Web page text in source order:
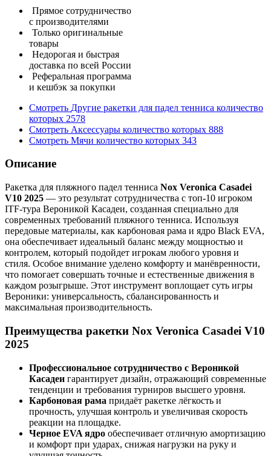
Прямое сотрудничество
с производителями
Только оригинальные
товары
Недорогая и быстрая
доставка по всей России
Реферальная программа
и кешбэк за покупки
Смотреть Другие ракетки для падел тенниса количество
которых 2578
Смотреть Аксессуары количество которых 888
Смотреть Мячи количество которых 343
Описание
Ракетка для пляжного падел тенниса Nox Veronica Casadei
V10 2025 — это результат сотрудничества с топ-10 игроком
ITF-тура Вероникой Касадеи, созданная специально для
современных требований пляжного тенниса. Используя
передовые материалы, как карбоновая рама и ядро Black EVA,
она обеспечивает идеальный баланс между мощностью и
контролем, который подойдет игрокам любого уровня и
стиля. Особое внимание уделено комфорту и манёвренности,
что помогает совершать точные и естественные движения в
каждом розыгрыше. Этот инструмент воплощает суть игры
Вероники: универсальность, сбалансированность и
максимальная производительность.
Преимущества ракетки Nox Veronica Casadei V10
2025
Профессиональное сотрудничество с Вероникой
Касадеи гарантирует дизайн, отражающий современные
тенденции и требования турниров высшего уровня.
Карбоновая рама придаёт ракетке лёгкость и
прочность, улучшая контроль и увеличивая скорость
реакции на площадке.
Черное EVA ядро обеспечивает отличную амортизацию
и комфорт при ударах, снижая нагрузки на руку и